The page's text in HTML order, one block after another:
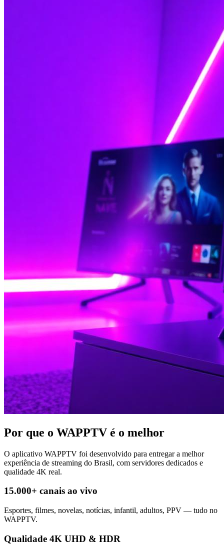
Por que o WAPPTV é o melhor
O aplicativo WAPPTV foi desenvolvido para entregar a melhor
experiência de streaming do Brasil, com servidores dedicados e
qualidade 4K real.
15.000+ canais ao vivo
Esportes, filmes, novelas, notícias, infantil, adultos, PPV — tudo no
WAPPTV.
Qualidade 4K UHD & HDR